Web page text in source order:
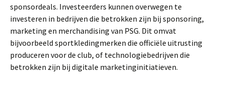
sponsordeals. Investeerders kunnen overwegen te
investeren in bedrijven die betrokken zijn bij sponsoring,
marketing en merchandising van PSG. Dit omvat
bijvoorbeeld sportkledingmerken die officiële uitrusting
produceren voor de club, of technologiebedrijven die
betrokken zijn bij digitale marketinginitiatieven.